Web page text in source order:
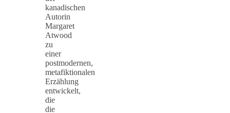
kanadischen
Autorin
Margaret
Atwood
zu
einer
postmodernen,
metafiktionalen
Erzählung
entwickelt,
die
die